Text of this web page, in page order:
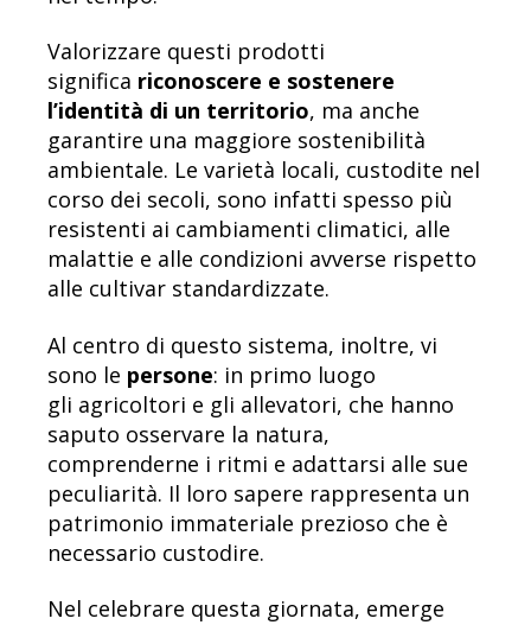
Valorizzare questi prodotti
significa riconoscere e sostenere
l’identità di un territorio, ma anche
garantire una maggiore sostenibilità
ambientale. Le varietà locali, custodite nel
corso dei secoli, sono infatti spesso più
resistenti ai cambiamenti climatici, alle
malattie e alle condizioni avverse rispetto
alle cultivar standardizzate.
Al centro di questo sistema, inoltre, vi
sono le persone: in primo luogo
gli agricoltori e gli allevatori, che hanno
saputo osservare la natura,
comprenderne i ritmi e adattarsi alle sue
peculiarità. Il loro sapere rappresenta un
patrimonio immateriale prezioso che è
necessario custodire.
Nel celebrare questa giornata, emerge